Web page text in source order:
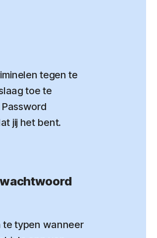
tegen te
toe te
jij het bent.
te typen wanneer